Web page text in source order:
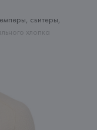
свитеры,
хлопка